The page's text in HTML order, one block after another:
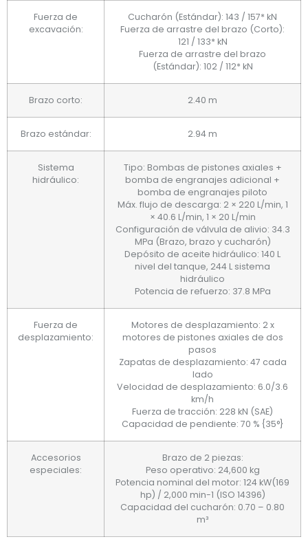
Fuerza de
excavación:
Cucharón (Estándar): 143 / 157* kN
Fuerza de arrastre del brazo (Corto):
121 / 133* kN
Fuerza de arrastre del brazo
(Estándar): 102 / 112* kN
Brazo corto: 2.40 m
Brazo estándar: 2.94 m
Sistema
hidráulico:
Tipo: Bombas de pistones axiales +
bomba de engranajes adicional +
bomba de engranajes piloto
Máx. flujo de descarga: 2 × 220 L/min, 1
× 40.6 L/min, 1 × 20 L/min
Configuración de válvula de alivio: 34.3
MPa (Brazo, brazo y cucharón)
Depósito de aceite hidráulico: 140 L
nivel del tanque, 244 L sistema
hidráulico
Potencia de refuerzo: 37.8 MPa
Fuerza de
desplazamiento:
Motores de desplazamiento: 2 x
motores de pistones axiales de dos
pasos
Zapatas de desplazamiento: 47 cada
lado
Velocidad de desplazamiento: 6.0/3.6
km/h
Fuerza de tracción: 228 kN (SAE)
Capacidad de pendiente: 70 % {35°}
Accesorios
especiales:
Brazo de 2 piezas:
Peso operativo: 24,600 kg
Potencia nominal del motor: 124 kW(169
hp) / 2,000 min-1 (ISO 14396)
Capacidad del cucharón: 0.70 – 0.80
m³